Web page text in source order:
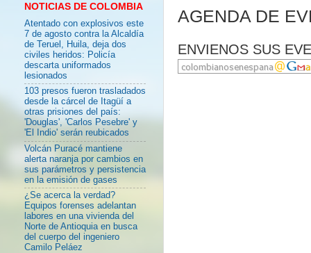
AGENDA DE
ENVIENOS SUS
NOTICIAS DE COLOMBIA
Atentado con explosivos este
7 de agosto contra la Alcaldía
de Teruel, Huila, deja dos
civiles heridos: Policía
descarta uniformados
lesionados
103 presos fueron trasladados
desde la cárcel de Itagüí a
otras prisiones del país:
'Douglas', 'Carlos Pesebre' y
'El Indio' serán reubicados
Volcán Puracé mantiene
alerta naranja por cambios en
sus parámetros y persistencia
en la emisión de gases
¿Se acerca la verdad?
Equipos forenses adelantan
labores en una vivienda del
Norte de Antioquia en busca
del cuerpo del ingeniero
Camilo Peláez